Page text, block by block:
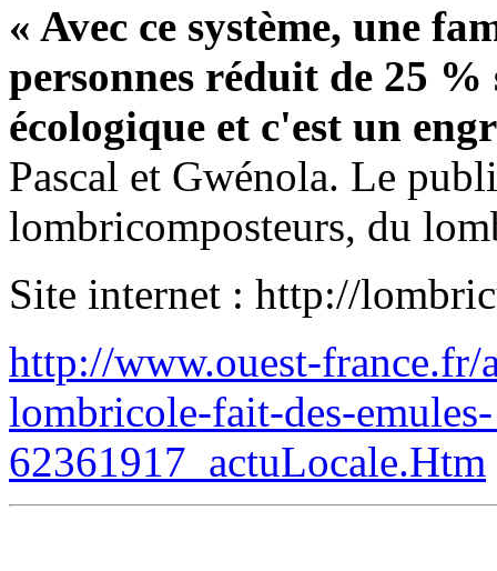
« Avec ce système, une
personnes réduit de 25 %
écologique et c'est un
Pascal et Gwénola. Le
lombricomposteurs, du
Site internet : http://
http://www.ouest-france.fr/
lombricole-fait-des-
62361917_actuLocale.Htm